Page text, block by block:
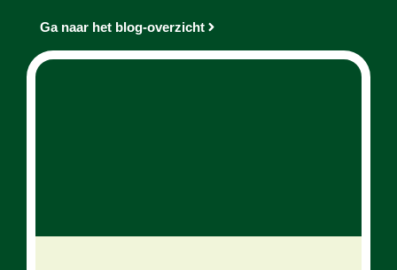
Ga naar het blog-overzicht